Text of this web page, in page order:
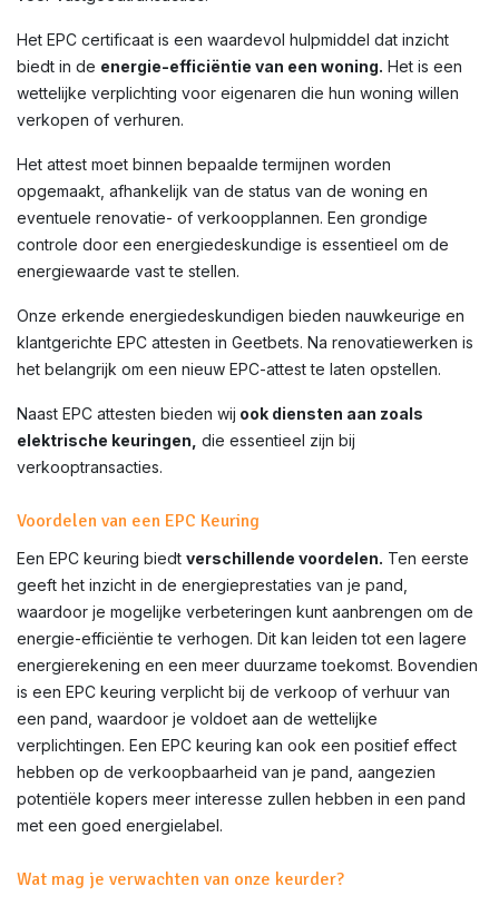
Het EPC certificaat is een waardevol hulpmiddel dat inzicht
biedt in de energie-efficiëntie van een woning. Het is een
wettelijke verplichting voor eigenaren die hun woning willen
verkopen of verhuren.
Het attest moet binnen bepaalde termijnen worden
opgemaakt, afhankelijk van de status van de woning en
eventuele renovatie- of verkoopplannen. Een grondige
controle door een energiedeskundige is essentieel om de
energiewaarde vast te stellen.
Onze erkende energiedeskundigen bieden nauwkeurige en
klantgerichte EPC attesten in Geetbets. Na renovatiewerken is
het belangrijk om een nieuw EPC-attest te laten opstellen.
Naast EPC attesten bieden wij ook diensten aan zoals
elektrische keuringen, die essentieel zijn bij
verkooptransacties.
Voordelen van een EPC Keuring
Een EPC keuring biedt verschillende voordelen. Ten eerste
geeft het inzicht in de energieprestaties van je pand,
waardoor je mogelijke verbeteringen kunt aanbrengen om de
energie-efficiëntie te verhogen. Dit kan leiden tot een lagere
energierekening en een meer duurzame toekomst. Bovendien
is een EPC keuring verplicht bij de verkoop of verhuur van
een pand, waardoor je voldoet aan de wettelijke
verplichtingen. Een EPC keuring kan ook een positief effect
hebben op de verkoopbaarheid van je pand, aangezien
potentiële kopers meer interesse zullen hebben in een pand
met een goed energielabel.
Wat mag je verwachten van onze keurder?